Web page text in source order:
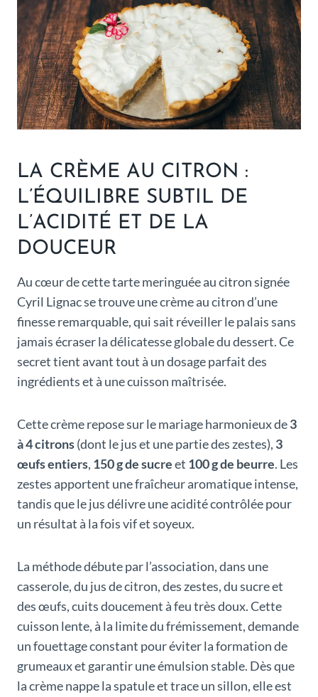
LA CRÈME AU CITRON :
L’ÉQUILIBRE SUBTIL DE
L’ACIDITÉ ET DE LA
DOUCEUR
Au cœur de cette tarte meringuée au citron signée
Cyril Lignac se trouve une crème au citron d’une
finesse remarquable, qui sait réveiller le palais sans
jamais écraser la délicatesse globale du dessert. Ce
secret tient avant tout à un dosage parfait des
ingrédients et à une cuisson maîtrisée.
Cette crème repose sur le mariage harmonieux de3
à 4 citrons(dont le jus et une partie des zestes), 3
œufs entiers, 150 g de sucreet 100 g de beurre. Les
zestes apportent une fraîcheur aromatique intense,
tandis que le jus délivre une acidité contrôlée pour
un résultat à la fois vif et soyeux.
La méthode débute par l’association, dans une
casserole, du jus de citron, des zestes, du sucre et
des œufs, cuits doucement à feu très doux. Cette
cuisson lente, à la limite du frémissement, demande
un fouettage constant pour éviter la formation de
grumeaux et garantir une émulsion stable. Dès que
la crème nappe la spatule et trace un sillon, elle est